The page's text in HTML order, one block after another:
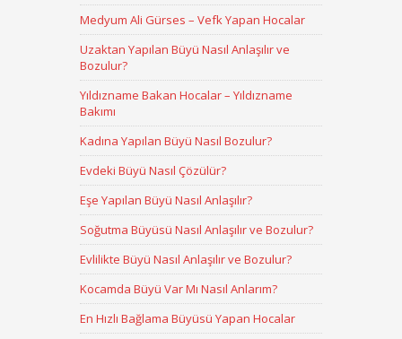
Medyum Ali Gürses – Vefk Yapan Hocalar
Uzaktan Yapılan Büyü Nasıl Anlaşılır ve
Bozulur?
Yıldızname Bakan Hocalar – Yıldızname
Bakımı
Kadına Yapılan Büyü Nasıl Bozulur?
Evdeki Büyü Nasıl Çözülür?
Eşe Yapılan Büyü Nasıl Anlaşılır?
Soğutma Büyüsü Nasıl Anlaşılır ve Bozulur?
Evlilikte Büyü Nasıl Anlaşılır ve Bozulur?
Kocamda Büyü Var Mı Nasıl Anlarım?
En Hızlı Bağlama Büyüsü Yapan Hocalar